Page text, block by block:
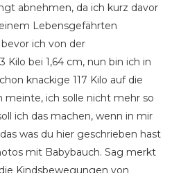
abnehmen, da ich kurz davor
Lebensgefährten
ich von der
Kilo bei 1,64 cm, nun bin ich in
knackige 117 Kilo auf die
meinte, ich solle nicht mehr so
ich das machen, wenn in mir
was du hier geschrieben hast
mit Babybauch. Sag merkt
Kindsbewegungen von